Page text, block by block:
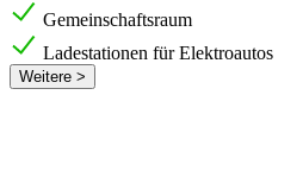
Gemeinschaftsraum
Ladestationen für Elektroautos
Weitere >